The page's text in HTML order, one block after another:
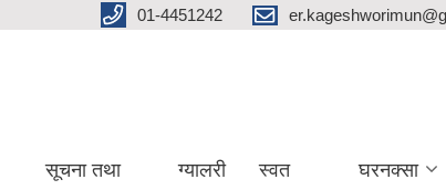
01-4451242
सूचना तथा ग्यालरी स्वत घरनक्सा